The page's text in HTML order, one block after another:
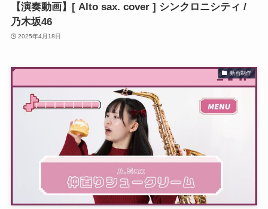
【演奏動画】[ Alto sax. cover ] シンクロニシティ /
乃木坂46
2025年4月18日
動画制作